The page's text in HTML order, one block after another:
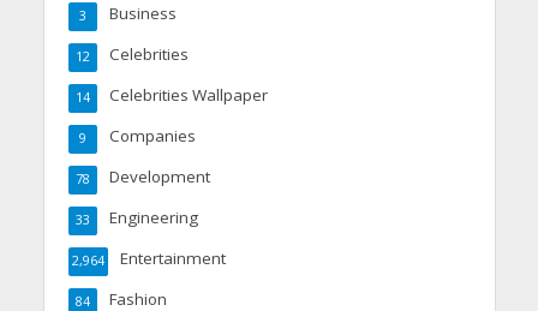
Business
3
Celebrities
12
Celebrities Wallpaper
14
Companies
9
Development
78
Engineering
33
Entertainment
2,964
Fashion
84